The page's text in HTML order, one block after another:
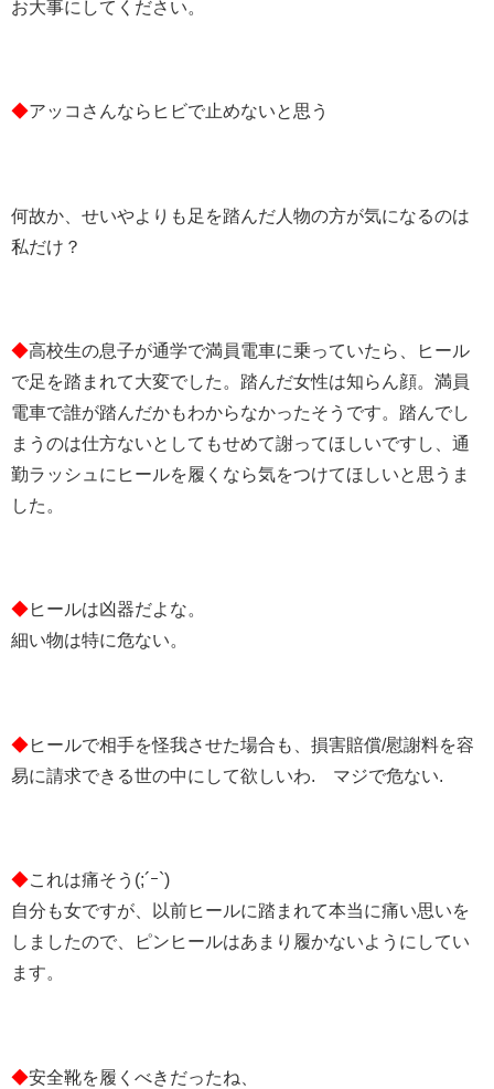
お大事にしてください。
◆アッコさんならヒビで止めないと思う
何故か、せいやよりも足を踏んだ人物の方が気になるのは
私だけ？
◆高校生の息子が通学で満員電車に乗っていたら、ヒール
で足を踏まれて大変でした。踏んだ女性は知らん顔。満員
電車で誰が踏んだかもわからなかったそうです。踏んでし
まうのは仕方ないとしてもせめて謝ってほしいですし、通
勤ラッシュにヒールを履くなら気をつけてほしいと思うま
した。
◆ヒールは凶器だよな。
細い物は特に危ない。
◆ヒールで相手を怪我させた場合も、損害賠償/慰謝料を容
易に請求できる世の中にして欲しいわ. マジで危ない.
◆これは痛そう(;´ｰ`)
自分も女ですが、以前ヒールに踏まれて本当に痛い思いを
しましたので、ピンヒールはあまり履かないようにしてい
ます。
◆安全靴を履くべきだったね、